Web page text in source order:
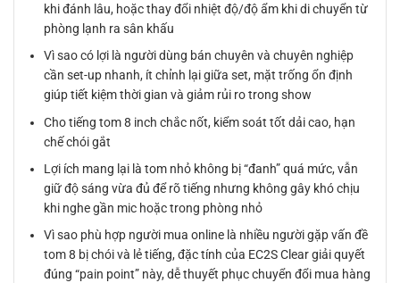
khi đánh lâu, hoặc thay đổi nhiệt độ/độ ẩm khi di chuyển từ
phòng lạnh ra sân khấu
Vì sao có lợi là người dùng bán chuyên và chuyên nghiệp
cần set-up nhanh, ít chỉnh lại giữa set, mặt trống ổn định
giúp tiết kiệm thời gian và giảm rủi ro trong show
Cho tiếng tom 8 inch chắc nốt, kiểm soát tốt dải cao, hạn
chế chói gắt
Lợi ích mang lại là tom nhỏ không bị “đanh” quá mức, vẫn
giữ độ sáng vừa đủ để rõ tiếng nhưng không gây khó chịu
khi nghe gần mic hoặc trong phòng nhỏ
Vì sao phù hợp người mua online là nhiều người gặp vấn đề
tom 8 bị chói và lẻ tiếng, đặc tính của EC2S Clear giải quyết
đúng “pain point” này, dễ thuyết phục chuyển đổi mua hàng